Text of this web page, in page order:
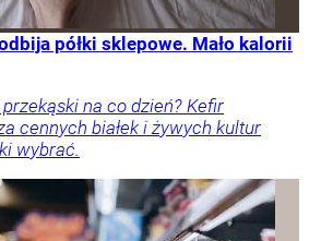
półki sklepowe. Mało kalorii
na co dzień? Kefir
cennych białek i żywych kultur
wybrać.